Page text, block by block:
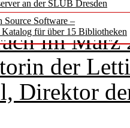
an der SLUB Dresden
Source Software –
für über 15 Bibliotheken
im
der
Direktor